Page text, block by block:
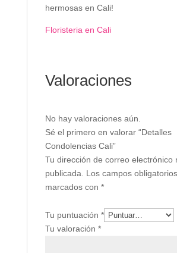
hermosas en Cali!
Floristeria en Cali
Valoraciones
No hay valoraciones aún.
Sé el primero en valorar “Detalles
Condolencias Cali”
Tu dirección de correo electrónico
publicada.
Los campos
marcados con *
Tu puntuación *
Tu valoración *